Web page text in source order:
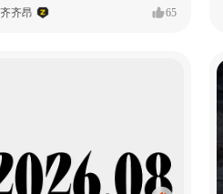
齐齐昂 65